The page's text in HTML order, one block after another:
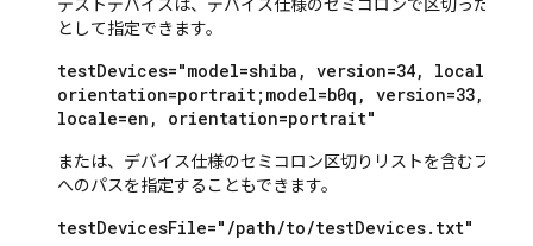
テストデバイスは、デバイス仕様のセミコロンで区切ったリス
として指定できます。
testDevices="model=shiba , version=34, locale=en
orientation=portrait;model=b0q , version=33,
locale=en , orientation=portrait"
または、デバイス仕様のセミコロン区切りリストを含むファイ
へのパスを指定することもできます。
testDevicesFile=" /path/to/testDevices. txt"